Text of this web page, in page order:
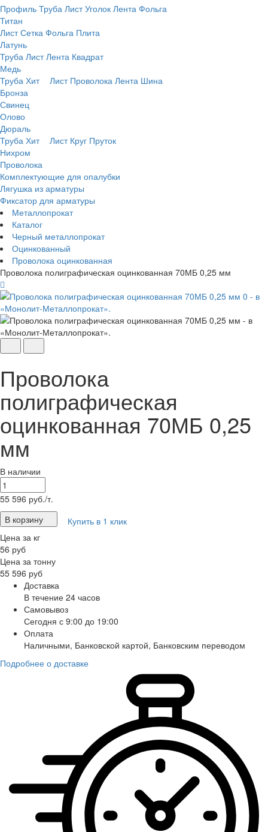
Профиль Труба ЛистУголок Лента Фольга
Титан
ЛистСетка Фольга Плита
Латунь
Труба Лист Лента Квадрат
Медь
Труба Хит Лист Проволока Лента Шина
Бронза
Свинец
Олово
Дюраль
Труба Хит Лист Круг Пруток
Нихром
Проволока
Комплектующие для опалубки
Лягушка из арматуры
Фиксатор для арматуры
Металлопрокат
Каталог
Черный металлопрокат
Оцинкованный
Проволока оцинкованная
Проволока полиграфическая оцинкованная 70МБ 0,25 мм
Проволока
полиграфическая
оцинкованная 70МБ 0,25
мм
В наличии
55 596 руб./т.
В корзину
Купить в 1 клик
Цена за кг
56 руб
Цена за тонну
55 596 руб
Доставка
В течение 24 часов
Самовывоз
Сегодня с 9:00 до 19:00
Оплата
Наличными, Банковской картой, Банковским переводом
Подробнее о доставке